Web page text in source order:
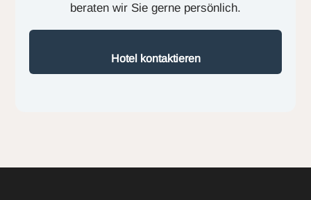
beraten wir Sie gerne persönlich.
Hotel kontaktieren